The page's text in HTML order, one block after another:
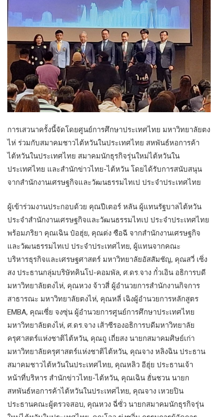
การเสวนาครั้งนี้จัดโดยศูนย์การศึกษาประเทศไทย มหาวิทยาลัยตง
ไห่ ร่วมกับสมาคมชาวไต้หวันในประเทศไทย สหพันธ์หอการค้า
ไต้หวันในประเทศไทย สมาคมนักธุรกิจรุ่นใหม่ไต้หวันใน
ประเทศไทย และสำนักข่าวไทย-ไต้หวัน โดยได้รับการสนับสนุน
จากสำนักงานเศรษฐกิจและวัฒนธรรมไทเป ประจำประเทศไทย
ผู้เข้าร่วมงานประกอบด้วย คุณปีเตอร์ หลัน ผู้แทนรัฐบาลไต้หวัน
ประจำสำนักงานเศรษฐกิจและวัฒนธรรมไทเป ประจำประเทศไทย
พร้อมภริยา คุณเฉิน ป๋อฮุ่ย, คุณต่ง ซือฉี จากสำนักงานเศรษฐกิจ
และวัฒนธรรมไทเป ประจำประเทศไทย, ผู้แทนจากคณะ
บริหารธุรกิจและเศรษฐศาสตร์ มหาวิทยาลัยอัสสัมชัญ, คุณสวี่ เซิ่ง
สง ประธานกลุ่มบริษัทคินโป-คอมพัล, ศ.ดร.จาง กั๋วเอิน อธิการบดี
มหาวิทยาลัยตงไห่, คุณหวง จ้าวสี่ ผู้อำนวยการสำนักงานกิจการ
สาธารณะ มหาวิทยาลัยตงไห่, คุณหลี่ เฉิงผู้อำนวยการหลักสูตร
EMBA, คุณเซี่ย จงซุ่น ผู้อำนวยการศูนย์การศึกษาประเทศไทย
มหาวิทยาลัยตงไห่, ศ.ดร.จาง เส้าซีรองอธิการบดีมหาวิทยาลัย
ครุศาสตร์แห่งชาติไต้หวัน, คุณถู เถี่ยสง นายกสมาคมศิษย์เก่า
มหาวิทยาลัยครุศาสตร์แห่งชาติไต้หวัน, คุณจาง หลิงฉิน ประธาน
สมาคมชาวไต้หวันในประเทศไทย, คุณหลิว อีฮุ่ย ประธานเจ้า
หน้าที่บริหาร สำนักข่าวไทย-ไต้หวัน, คุณเฉิน ฮั่นชวน นายก
สหพันธ์หอการค้าไต้หวันในประเทศไทย, คุณจาง เหวยปิน
ประธานคณะผู้ตรวจสอบ, คุณหวง ฉี่ซั่ว นายกสมาคมนักธุรกิจรุ่น